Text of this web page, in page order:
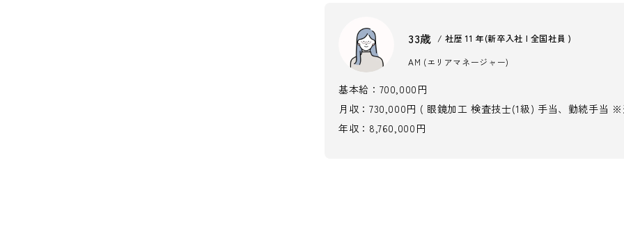
33歳 / 社歴 11 年(新卒入社 | 全国社員 )
AM (エリアマネージャー)
基本給：700,000円
月収：730,000円 ( 眼鏡加工 検査技士(1級) 手当、勤続手当
年収：8,760,000円